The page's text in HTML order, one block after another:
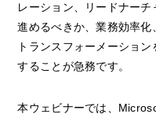
レーション、リードナー
進めるべきか、業務効率
トランスフォーメーショ
することが急務です。
本ウェビナーでは、